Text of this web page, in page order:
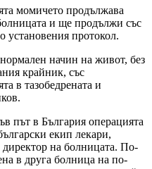
момичето продължава
и ще продължи със
установения протокол.
начин на живот, без
крайник, със
в тазобедрената и
път в България операцията
екип лекари,
на болницата. По-
в друга болница на по-